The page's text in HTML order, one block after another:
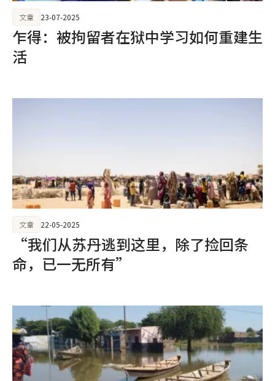
乍得：被拘留者在狱中学习如何重建生
活
文章 23-07-2025
“我们从苏丹逃到这里，除了捡回条
命，已一无所有”
文章 22-05-2025